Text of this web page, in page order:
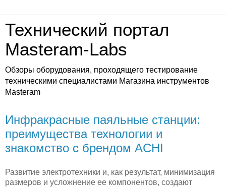
Технический портал
Masteram-Labs
Обзоры оборудования, проходящего тестирование
техническими специалистами Магазина инструментов
Masteram
Инфракрасные паяльные станции:
преимущества технологии и
знакомство с брендом ACHI
Развитие электротехники и, как результат, минимизация
размеров и усложнение ее компонентов, создают